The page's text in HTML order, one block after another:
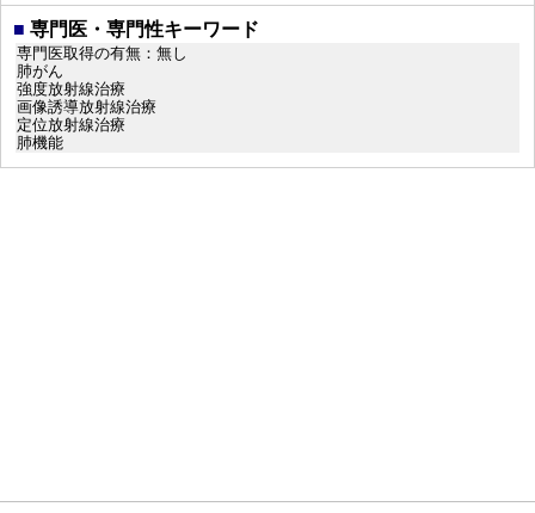
■ 専門医・専門性キーワード
専門医取得の有無：無し
肺がん
強度放射線治療
画像誘導放射線治療
定位放射線治療
肺機能